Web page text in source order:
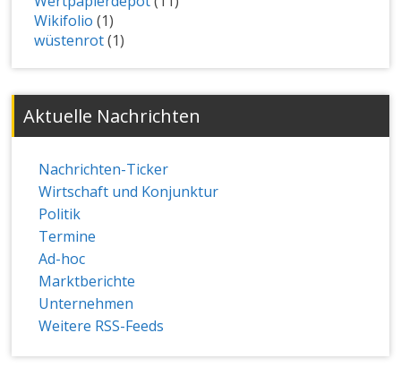
Wikifolio (1)
wüstenrot(1)
Aktuelle Nachrichten
Nachrichten-Ticker
Wirtschaft und Konjunktur
Politik
Termine
Ad-hoc
Marktberichte
Unternehmen
Weitere RSS-Feeds